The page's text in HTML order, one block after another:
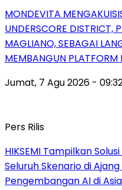
MONDEVITA
UNDERSCORE DISTRICT,
MAGLIANO, SEBAGAI
MEMBANGUN PLATFORM
Jumat, 7 Agu 2026 -
Pers Rilis
HIKSEMI Tampilkan
Seluruh Skenario di
Pengembangan AI di